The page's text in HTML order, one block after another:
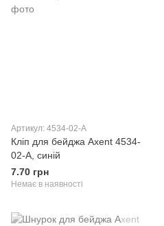
Артикул: 4534-02-A
Кліп для бейджа Axent 4534-
02-A, синій
7.70 грн
Немає в наявності